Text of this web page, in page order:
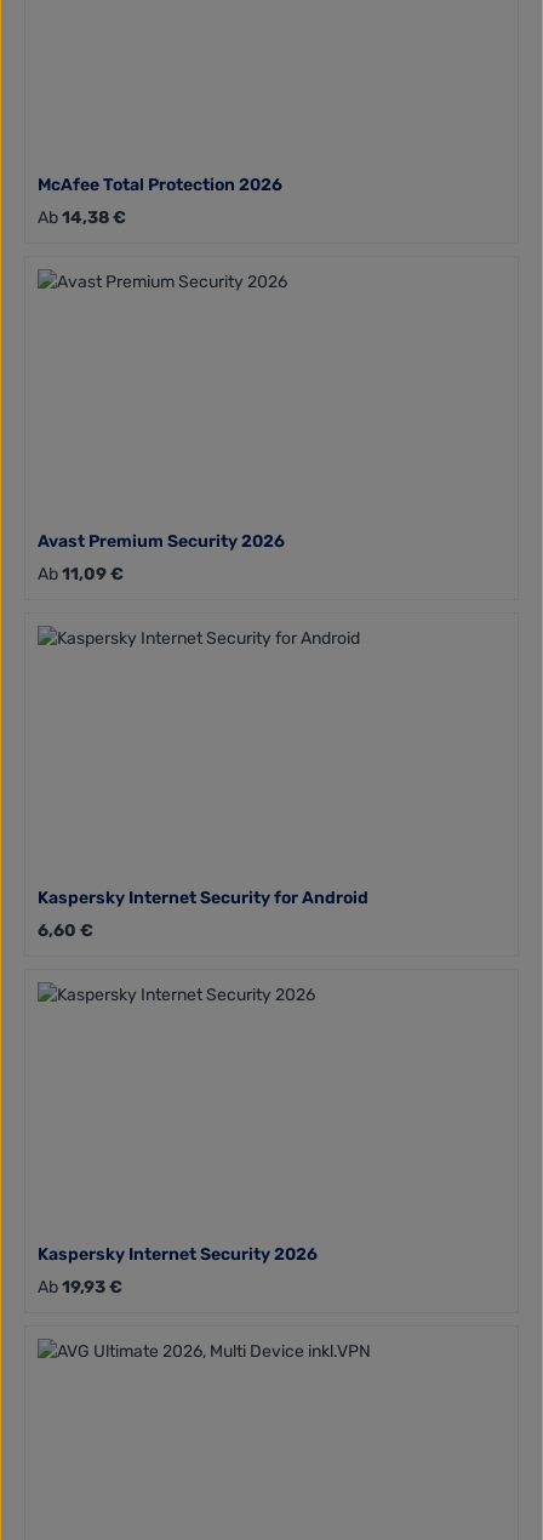
McAfee Total Protection 2026
Regulärer Preis:
Ab14,38 €
Avast Premium Security 2026
Regulärer Preis:
Ab11,09 €
Kaspersky Internet Security for Android
Regulärer Preis:
6,60 €
Kaspersky Internet Security 2026
Regulärer Preis:
Ab19,93 €